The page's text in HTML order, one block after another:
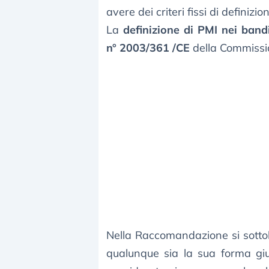
avere dei criteri fissi di
Ladefinizione di PMI nei
n° 2003/361 /CE della
Nella Raccomandazione si
qualunque sia la sua forma